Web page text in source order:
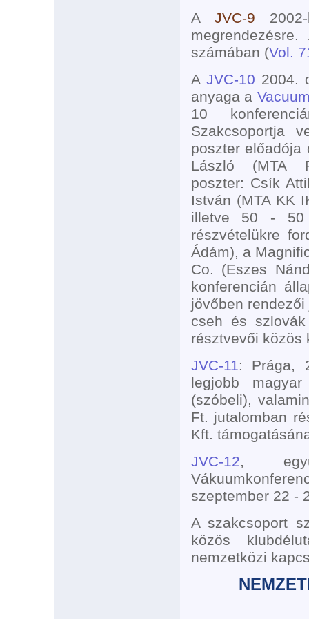
A JVC-9
számában (Vol.
A JVC-10 2004.
anyaga a
10
Szakcsoportja
poszter előadója
László (MTA
poszter: Csík
István (MTA KK
illetve 50 - 50
részvételükre
Ádám), a
Co. (Eszes
konferencián
jövőben
cseh és
résztvevői közös
JVC-11: Prága,
legjobb
(szóbeli),
Ft. jutalomban
Kft.
JVC-12,
szeptember 22 -
A szakcsoport
közös
nemzetközi